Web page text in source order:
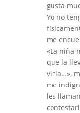
gusta
Yo no
me
«La niña
que la
vicia…»,
me
les